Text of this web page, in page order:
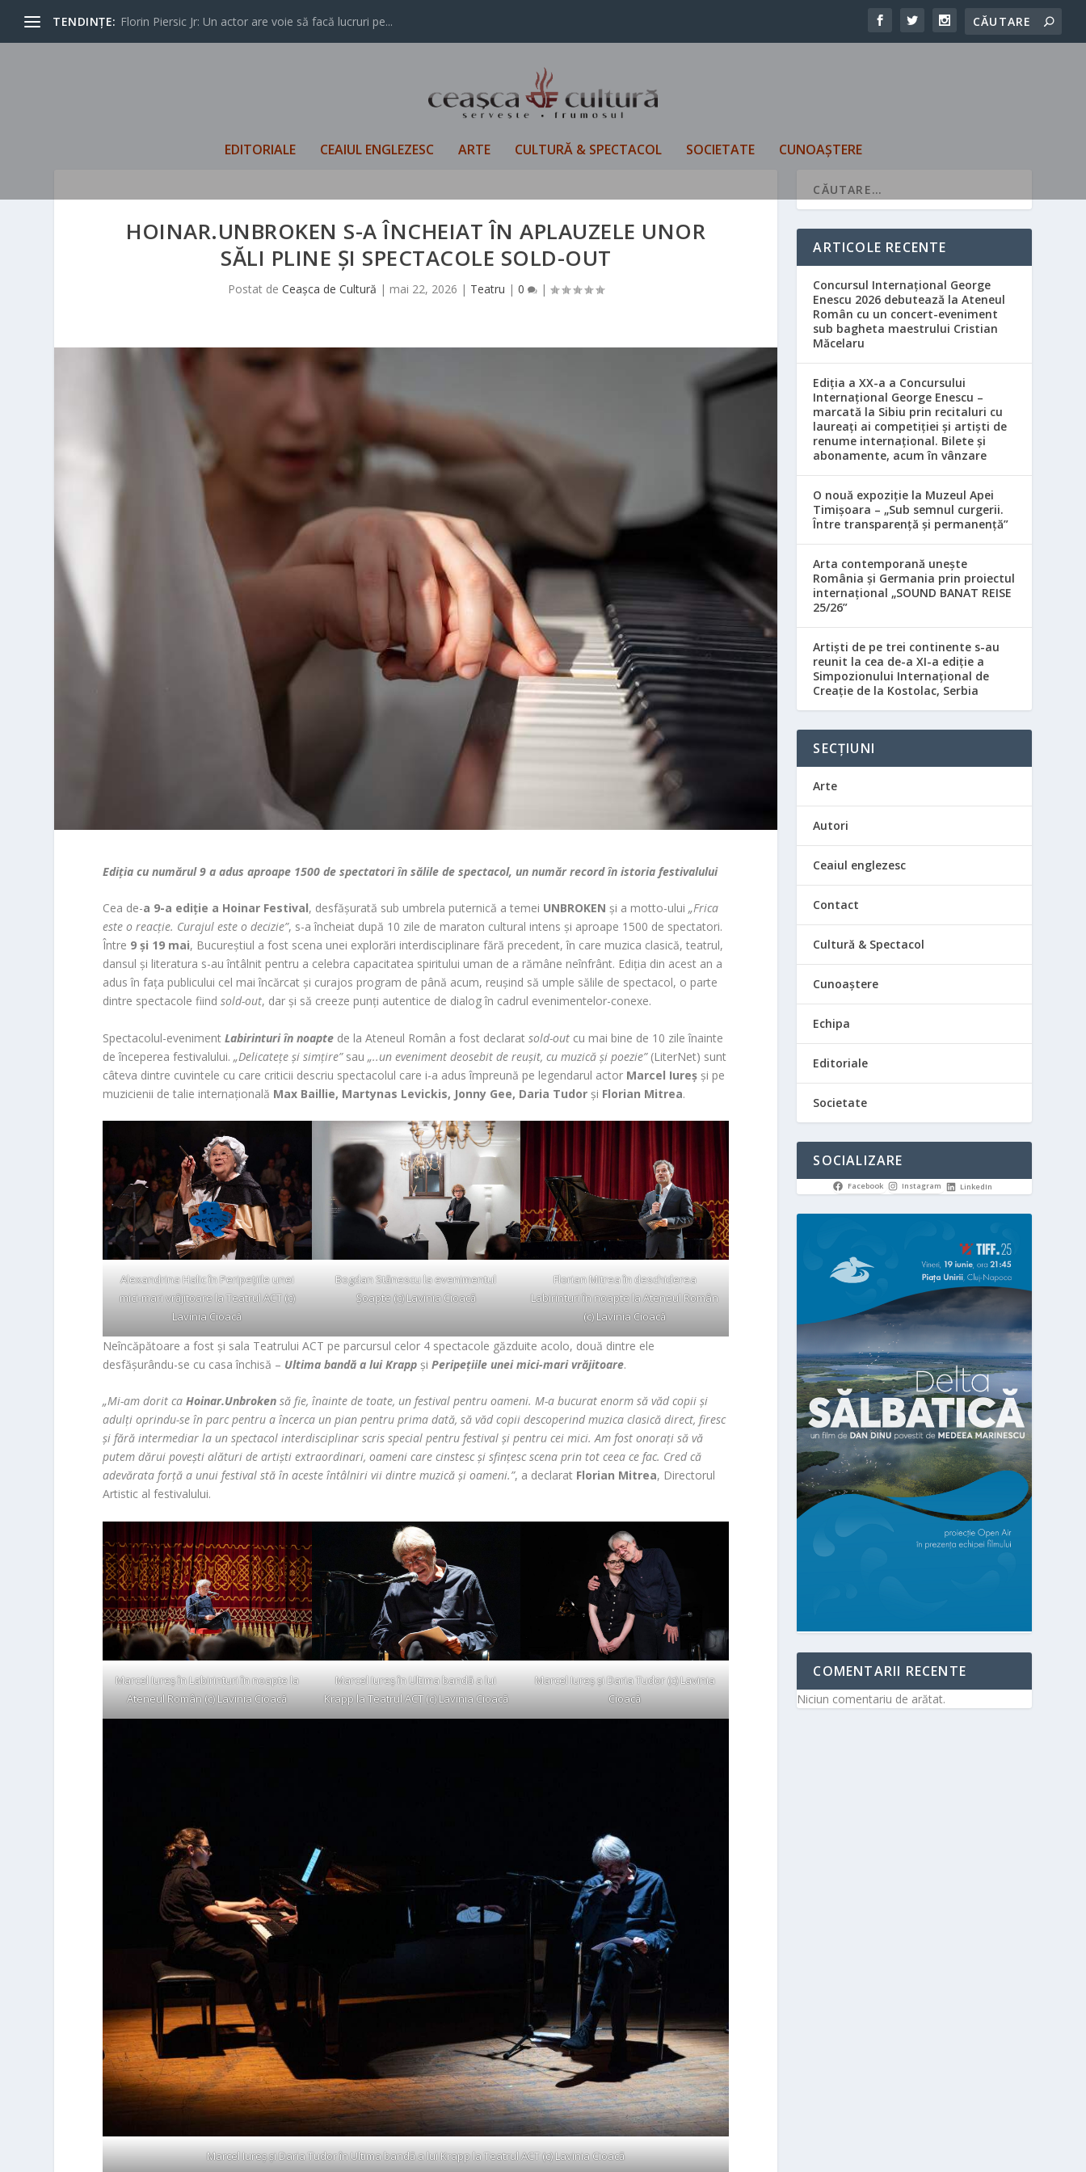
TENDINȚE: Florin Piersic Jr: Un actor are voie să facă lucruri pe...
EDITORIALE CEAIUL ENGLEZESC ARTE CULTURĂ & SPECTACOL SOCIETATE CUNOAȘTERE
HOINAR.UNBROKEN S-A ÎNCHEIAT ÎN APLAUZELE UNOR
SĂLI PLINE ȘI SPECTACOLE SOLD-OUT
Postat deCeașca de Cultură | mai 22, 2026 | Teatru |0 |
Ediția cu numărul 9 a adus aproape 1500 de spectatori în sălile de spectacol, un număr record în istoria festivalului
Cea de-a 9-a ediție a Hoinar Festival, desfășurată sub umbrela puternică a temei UNBROKENși a motto-ului„Frica
este o reacție. Curajul este o decizie”, s-a încheiat după 10 zile de maraton cultural intens și aproape 1500 de spectatori.
Între 9 și 19 mai, Bucureștiul a fost scena unei explorări interdisciplinare fără precedent, în care muzica clasică, teatrul,
dansul și literatura s-au întâlnit pentru a celebra capacitatea spiritului uman de a rămâne neînfrânt. Ediția din acest an a
adus în fața publicului cel mai încărcat și curajos program de până acum, reușind să umple sălile de spectacol, o parte
dintre spectacole fiindsold-out, dar și să creeze punți autentice de dialog în cadrul evenimentelor-conexe.
Spectacolul-evenimentLabirinturi în noapte de la Ateneul Român a fost declaratsold-out cu mai bine de 10 zile înainte
de începerea festivalului.„Delicatețe și simțire”sau„..un eveniment deosebit de reușit, cu muzică și poezie” (LiterNet) sunt
câteva dintre cuvintele cu care criticii descriu spectacolul care i-a adus împreună pe legendarul actor Marcel Iureș și pe
muzicienii de talie internațională Max Baillie, Martynas Levickis, Jonny Gee, Daria Tudorși Florian Mitrea.
Alexandrina Halic în Peripețiile unei
mici-mari vrăjitoare la Teatrul ACT (c)
Lavinia Cioacă
Bogdan Stănescu la evenimentul
Șoapte (c) Lavinia Cioacă
Florian Mitrea în deschiderea
Labirinturi în noapte la Ateneul Român
(c) Lavinia Cioacă
Neîncăpătoare a fost și sala Teatrului ACT pe parcursul celor 4 spectacole găzduite acolo, două dintre ele
desfășurându-se cu casa închisă – Ultima bandă a lui Krapp șiPeripețiile unei mici-mari vrăjitoare.
„Mi-am dorit caHoinar.Unbroken să fie, înainte de toate, un festival pentru oameni. M-a bucurat enorm să văd copii și
adulți oprindu-se în parc pentru a încerca un pian pentru prima dată, să văd copii descoperind muzica clasică direct, firesc
și fără intermediar la un spectacol interdisciplinar scris special pentru festival și pentru cei mici. Am fost onorați să vă
putem dărui povești alături de artiști extraordinari, oameni care cinstesc și sfințesc scena prin tot ceea ce fac. Cred că
adevărata forță a unui festival stă în aceste întâlniri vii dintre muzică și oameni.”, a declarat Florian Mitrea, Directorul
Artistic al festivalului.
Marcel Iureș în Labirinturi în noapte la
Ateneul Român (c) Lavinia Cioacă
Marcel Iureș în Ultima bandă a lui
Krapp la Teatrul ACT (c) Lavinia Cioacă
Marcel Iureș și Daria Tudor (c) Lavinia
Cioacă
Marcel Iureș și Daria Tudor în Ultima bandă a lui Krapp la Teatrul ACT (c) Lavinia Cioacă
ARTICOLE RECENTE
Concursul Internațional George
Enescu 2026 debutează la Ateneul
Român cu un concert-eveniment
sub bagheta maestrului Cristian
Măcelaru
Ediția a XX-a a Concursului
Internațional George Enescu –
marcată la Sibiu prin recitaluri cu
laureați ai competiției și artiști de
renume internațional. Bilete și
abonamente, acum în vânzare
O nouă expoziție la Muzeul Apei
Timișoara – „Sub semnul curgerii.
Între transparență și permanență”
Arta contemporană unește
România și Germania prin proiectul
internațional „SOUND BANAT REISE
25/26”
Artiști de pe trei continente s-au
reunit la cea de-a XI-a ediție a
Simpozionului Internațional de
Creație de la Kostolac, Serbia
SECȚIUNI
Arte
Autori
Ceaiul englezesc
Contact
Cultură & Spectacol
Cunoaștere
Echipa
Editoriale
Societate
SOCIALIZARE
Facebook Instagram LinkedIn
COMENTARII RECENTE
Niciun comentariu de arătat.